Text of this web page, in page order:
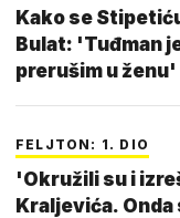
Kako se
Bulat: 'Tuđman
prerušim u ženu'
FELJTON: 1. DIO
'Okružili su i
Kraljevića. Onda